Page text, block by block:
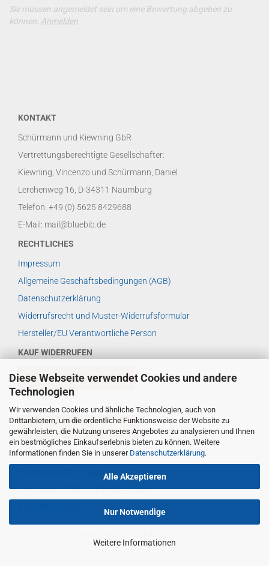
Diese Webseite verwendet Cookies und andere
Technologien
Wir verwenden Cookies und ähnliche Technologien, auch von
Drittanbietern, um die ordentliche Funktionsweise der Website zu
gewährleisten, die Nutzung unseres Angebotes zu analysieren und Ihnen
ein bestmögliches Einkaufserlebnis bieten zu können. Weitere
Informationen finden Sie in unserer Datenschutzerklärung.
Alle Akzeptieren
Nur Notwendige
Weitere Informationen
Sie müssen angemeldet sein um eine Bewertung abgeben zu
können. Anmelden
KONTAKT
Schürmann und Kiewning GbR
Vertrettungsberechtigte Gesellschafter:
Kiewning, Vincenzo und Schürmann, Daniel
Lerchenweg 16, D-34311 Naumburg
Telefon: +49 (0) 5625 8429688
E-Mail: mail@bluebib.de
RECHTLICHES
Impressum
Allgemeine Geschäftsbedingungen (AGB)
Datenschutzerklärung
Widerrufsrecht und Muster-Widerrufsformular
Hersteller/EU Verantwortliche Person
KAUF WIDERRUFEN
VERTRAG WIDERRUFEN
WIDERRUFSBELEHRUNG
WEITERES ...
Häufig gestellte Fragen (FAQs)
Versand-und Zahlungsbedingungen